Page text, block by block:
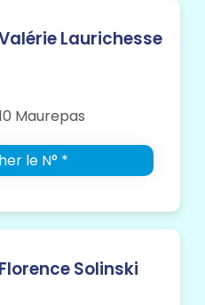
Laurichesse
Maurepas
le N° *
Solinski